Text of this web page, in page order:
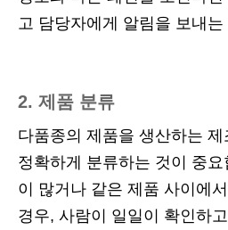
고 담당자에게 알림을 보내는
2. 제품 분류
다품종의 제품을 생산하는
정확하게 분류하는 것이 중
이 많거나 같은 제품 사이에
경우, 사람이 일일이 확인하